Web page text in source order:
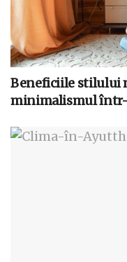
Beneficiile stilului
minimalismul într-